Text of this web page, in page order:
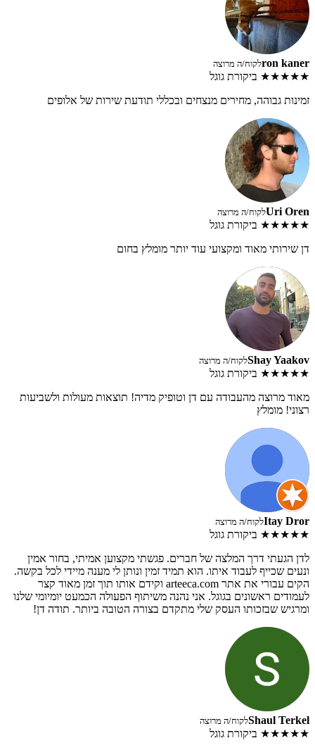
ron kanerלקוח/ה מרוצה
★★★★★ ביקורת גוגל
זמינות גבוהה, מחירים מנצחים ובכללי תודעת שירות של אלופים
Uri Orenלקוח/ה מרוצה
★★★★★ ביקורת גוגל
דן שירותי מאוד ומקצועי עוד יותר מומלץ בחום
Shay Yaakovלקוח/ה מרוצה
★★★★★ ביקורת גוגל
מאוד מרוצה מהעבודה עם דן וטופיק מדיה! תוצאות מעולות ולשביעות
רצוני! מומלץ
Itay Drorלקוח/ה מרוצה
★★★★★ ביקורת גוגל
לדן הגעתי דרך המלצה של חברים. פגשתי מקצוען אמיתי, בחור אמין
ונעים שכייף לעבוד איתו. הוא תמיד זמין ונותן לי מענה מיידי לכל בקשה.
הקים עבורי את אתר arteeca.com וקידם אותו תוך זמן מאוד קצר
לעמודים ראשונים בגוגל. אני נהנה משיתוף הפעולה הכמעט יומיומי שלנו
ומרגיש שבזכותו העסק שלי מתקדם בצורה הטובה ביותר. תודה דן!
Shaul Terkelלקוח/ה מרוצה
★★★★★ ביקורת גוגל